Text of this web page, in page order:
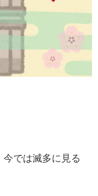
では滅多に見る